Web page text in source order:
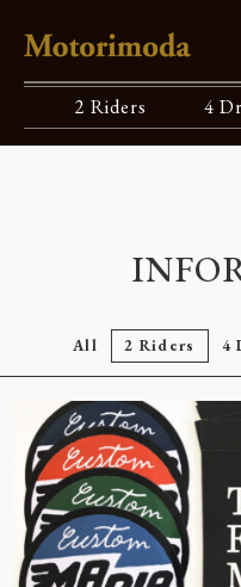
2 Riders 4
All 4
2 Riders